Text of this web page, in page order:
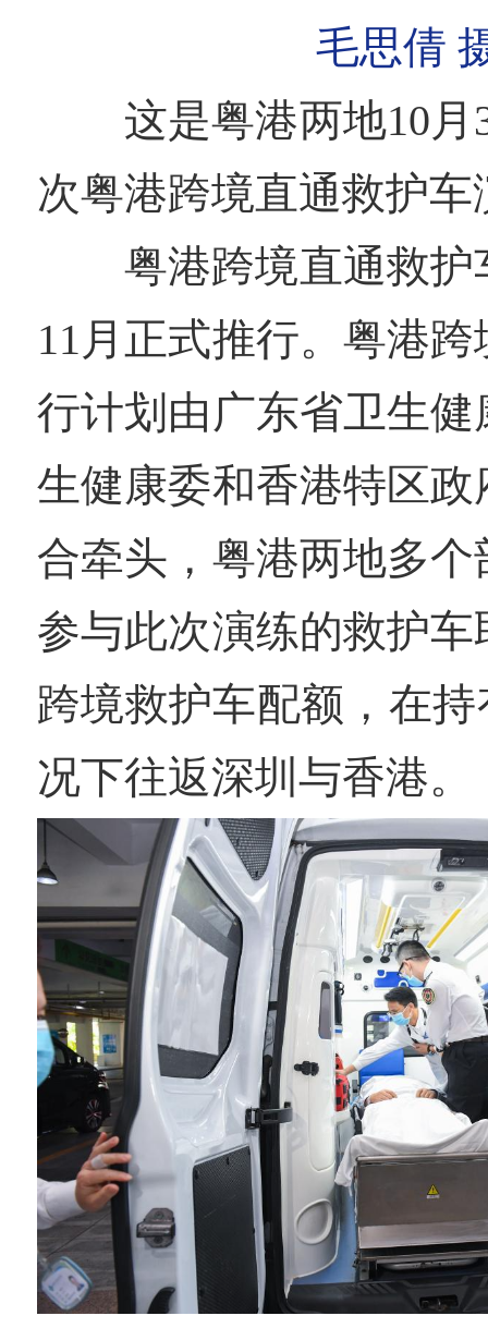
毛思倩
这是粤港两地10
次粤港跨境直通救护
粤港跨境直通救
11月正式推行。粤港
行计划由广东省卫生
生健康委和香港特区
合牵头，粤港两地多
参与此次演练的救护
跨境救护车配额，在
况下往返深圳与香港。